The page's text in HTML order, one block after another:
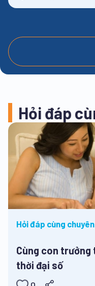
Hỏi đáp
Hỏi đáp cùng chuyên
Cùng con
thời đại số